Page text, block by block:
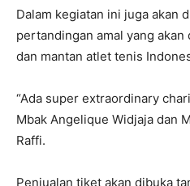
Dalam kegiatan ini juga akan
pertandingan amal yang
dan mantan atlet tenis
“Ada super extraordinary
Mbak Angelique Widjaja dan
Raffi.
Penjualan tiket akan dibuka